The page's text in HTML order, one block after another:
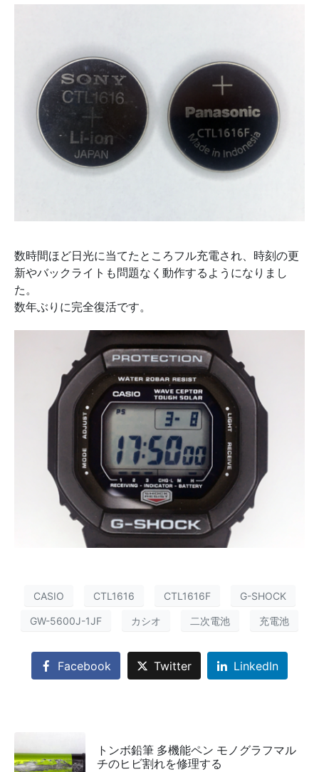
数時間ほど日光に当てたところフル充電され、時刻の更
新やバックライトも問題なく動作するようになりまし
た。
数年ぶりに完全復活です。
CASIO CTL1616 CTL1616F G-SHOCK
GW-5600J-1JF カシオ 二次電池 充電池
Facebook Twitter LinkedIn
トンボ鉛筆 多機能ペン モノグラフマル
チのヒビ割れを修理する